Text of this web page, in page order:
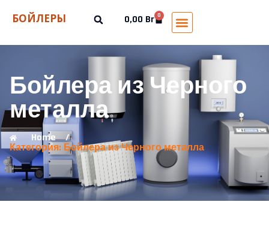
БОЙЛЕРЫ 0,00 Br 0
Бойлера из Черного
металла
Home
/
Категория: Бойлера из Черного металла